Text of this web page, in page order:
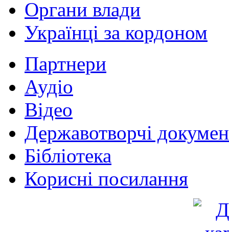
Органи влади
Українці за кордоном
Партнери
Аудіо
Відео
Державотворчі
Бібліотека
Корисні посилання